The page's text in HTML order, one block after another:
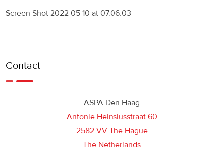
Screen Shot 2022 05 10 at 07.06.03
Contact
ASPA Den Haag
Antonie Heinsiusstraat 60
2582 VV The Hague
The Netherlands